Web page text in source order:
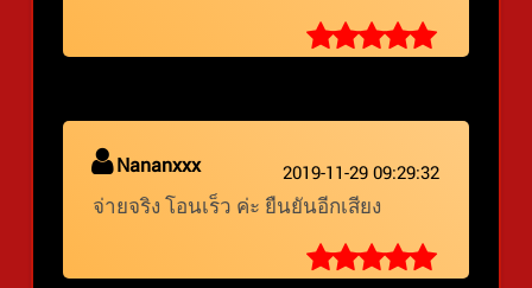
Nananxxx 2019-11-29 09:29:32
จ่ายจริง โอนเร็ว ค่ะ ยืนยันอีกเสียง